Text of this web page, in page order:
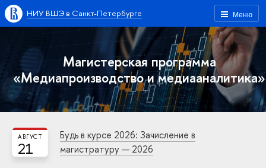
Меню
НИУ ВШЭ в Санкт-Петербурге
Магистерская программа
«Медиапроизводство и медиааналитика»
21
АВГУСТ
Будь в курсе 2026: Зачисление в
магистратуру — 2026